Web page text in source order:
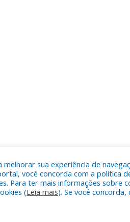
melhorar sua experiência de
você concorda com a política
Para ter mais informações sobre
(Leia mais). Se você concorda,